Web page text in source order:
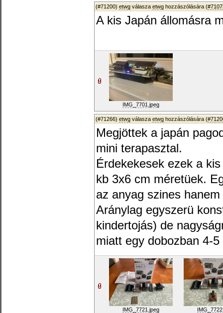
(#71200) etwg válasza etwg hozzászólására (
A kis Japán állomásra
IMG_7701.jpeg
(#71266) etwg válasza etwg hozzászólására (
Megjöttek a japán
mini terapasztal.
Érdekekesek ezek a
kb 3x6 cm méretüek.
az anyag szines
Aránylag egyszerü
kindertojás) de
miatt egy dobozban 4-
IMG_7721.jpeg